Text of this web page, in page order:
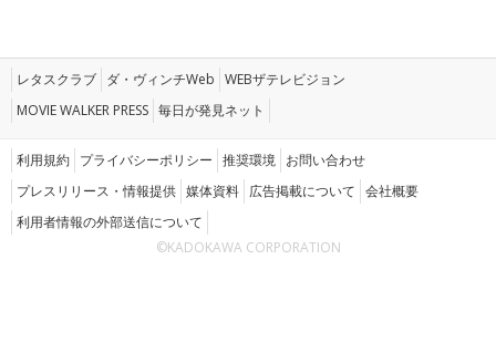
レタスクラブ ダ・ヴィンチWeb WEBザテレビジョン
MOVIE WALKER PRESS 毎日が発見ネット
利用規約 プライバシーポリシー 推奨環境 お問い合わせ
プレスリリース・情報提供 媒体資料 広告掲載について 会社概要
利用者情報の外部送信について
©KADOKAWA CORPORATION